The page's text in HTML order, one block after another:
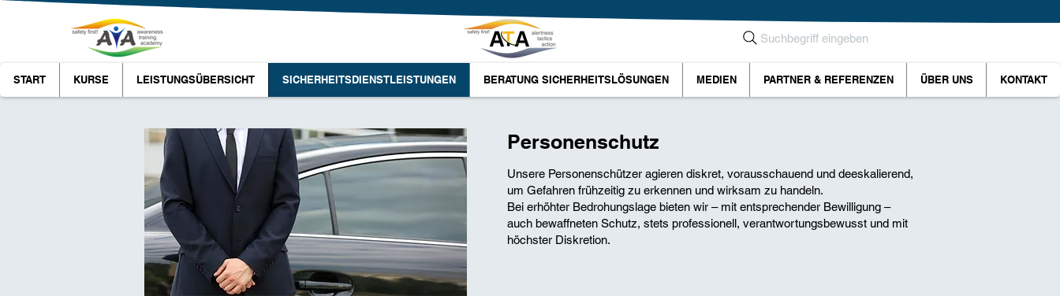
Suchbegriff eingeben
START KURSE LEISTUNGSÜBERSICHT SICHERHEITSDIENSTLEISTUNGEN BERATUNG SICHERHEITSLÖSUNGEN MEDIEN PARTNER & REFERENZEN ÜBER UNS KONTAKT
Personenschutz
Unsere Personenschützer agieren diskret, vorausschauend und deeskalierend,
um Gefahren frühzeitig zu erkennen und wirksam zu handeln.
Bei erhöhter Bedrohungslage bieten wir – mit entsprechender Bewilligung –
auch bewaffneten Schutz, stets professionell, verantwortungsbewusst und mit
höchster Diskretion.